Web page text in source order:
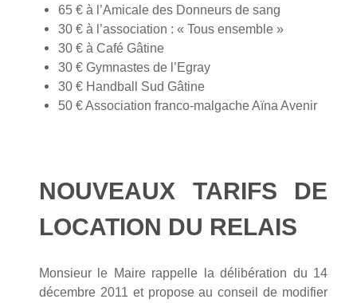
65 € à l’Amicale des Donneurs de sang
30 € à l’association : « Tous ensemble »
30 € à Café Gâtine
30 € Gymnastes de l’Egray
30 € Handball Sud Gâtine
50 € Association franco-malgache Aïna Avenir
NOUVEAUX TARIFS DE
LOCATION DU RELAIS
Monsieur le Maire rappelle la délibération du 14
décembre 2011 et propose au conseil de modifier